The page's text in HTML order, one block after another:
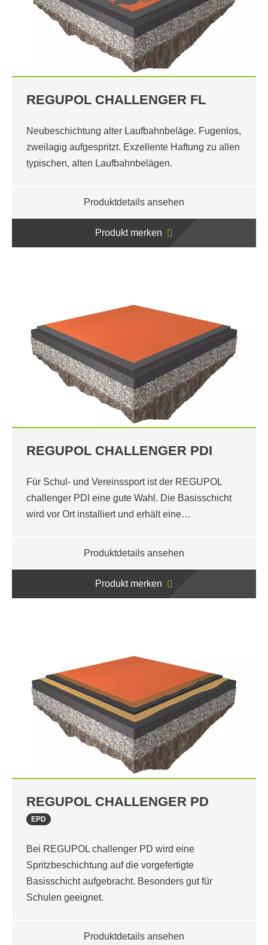
REGUPOL CHALLENGER FL
Neubeschichtung alter Laufbahnbeläge. Fugenlos,
zweilagig aufgespritzt. Exzellente Haftung zu allen
typischen, alten Laufbahnbelägen.
Produktdetails ansehen
Produkt merken
REGUPOL CHALLENGER PDI
Für Schul- und Vereinssport ist der REGUPOL
challenger PDI eine gute Wahl. Die Basisschicht
wird vor Ort installiert und erhält eine…
Produktdetails ansehen
Produkt merken
REGUPOL CHALLENGER PD
EPD
Bei REGUPOL challenger PD wird eine
Spritzbeschichtung auf die vorgefertigte
Basisschicht aufgebracht. Besonders gut für
Schulen geeignet.
Produktdetails ansehen